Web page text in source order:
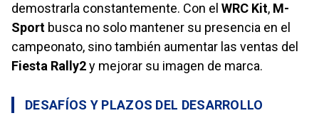
demostrarla constantemente. Con el WRC Kit, M-
Sport busca no solo mantener su presencia en el
campeonato, sino también aumentar las ventas del
Fiesta Rally2y mejorar su imagen de marca.
DESAFÍOS Y PLAZOS DEL DESARROLLO